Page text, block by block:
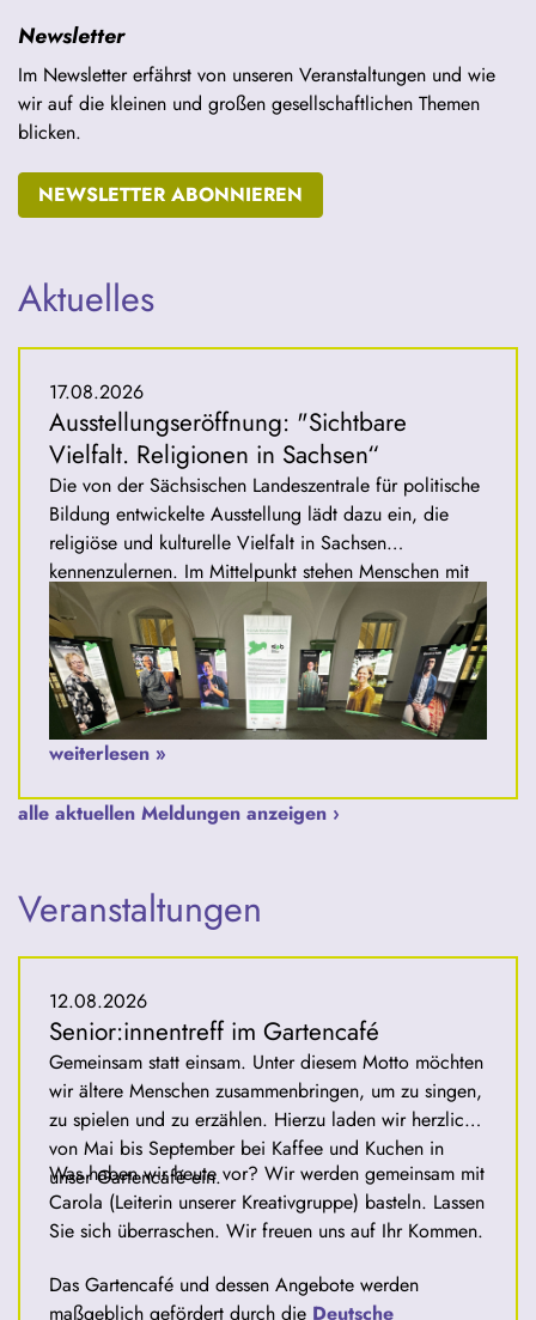
Newsletter
Im Newsletter erfährst von unseren Veranstaltungen und wie
wir auf die kleinen und großen gesellschaftlichen Themen
blicken.
NEWSLETTER ABONNIEREN
Aktuelles
17.08.2026
Ausstellungseröffnung: "Sichtbare
Vielfalt. Religionen in Sachsen“
Die von der Sächsischen Landeszentrale für politische
Bildung entwickelte Ausstellung lädt dazu ein, die
religiöse und kulturelle Vielfalt in Sachsen
kennenzulernen. Im Mittelpunkt stehen Menschen mit
ihren persönlichen Geschichten und Erfahrungen.
Acht Porträts zeigen, wie unterschiedlich Glauben
gelebt wird und welche Bedeutung Religion,
Gemeinschaft und Tradition im Alltag haben können.
Die Ausstellung zeigt: Glaube findet nicht nur in
er ist für viele Menschen Teil ihres täglichen Lebens
und ihrer Identität.
weiterlesen »
alle aktuellen Meldungen anzeigen ›
Veranstaltungen
12.08.2026
Senior:innentreff im Gartencafé
Gemeinsam statt einsam. Unter diesem Motto möchten
wir ältere Menschen zusammenbringen, um zu singen,
zu spielen und zu erzählen. Hierzu laden wir herzlich
von Mai bis September bei Kaffee und Kuchen in
unser Gartencafé ein.
Was haben wir heute vor? Wir werden gemeinsam mit
Carola (Leiterin unserer Kreativgruppe) basteln. Lassen
Sie sich überraschen. Wir freuen uns auf Ihr Kommen.
Das Gartencafé und dessen Angebote werden
maßgeblich gefördert durch die Deutsche